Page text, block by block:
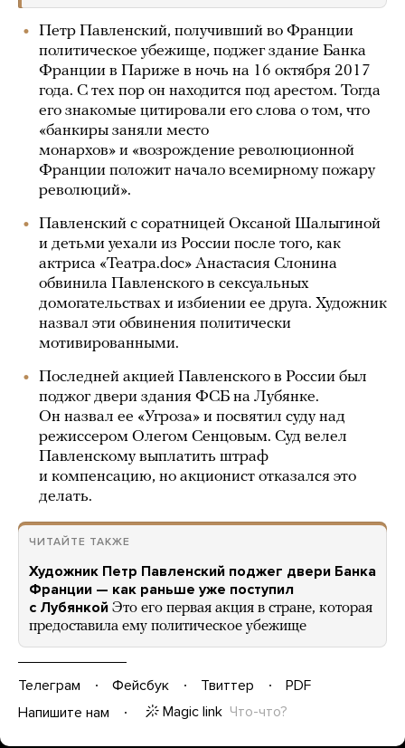
Петр Павленский, получивший во Франции
политическое убежище, поджег здание Банка
Франции в Париже в ночь на 16 октября 2017
года. С тех пор он находится под арестом. Тогда
его знакомые цитировали его слова о том, что
«банкиры заняли место
монархов» и «возрождение революционной
Франции положит начало всемирному пожару
революций».
Павленский с соратницей Оксаной Шалыгиной
и детьми уехали из России после того, как
актриса «Театра.doc» Анастасия Слонина
обвинила Павленского в сексуальных
домогательствах и избиении ее друга. Художник
назвал эти обвинения политически
мотивированными.
Последней акцией Павленского в России был
поджог двери здания ФСБ на Лубянке.
Он назвал ее «Угроза» и посвятил суду над
режиссером Олегом Сенцовым. Суд велел
Павленскому выплатить штраф
и компенсацию, но акционист отказался это
делать.
ЧИТАЙТЕ ТАКЖЕ
Художник Петр Павленский поджег двери Банка
Франции — как раньше уже поступил
с Лубянкой Это его первая акция в стране, которая
предоставила ему политическое убежище
Телеграм Фейсбук Твиттер
PDF
Напишите нам
Magic link Что-что?